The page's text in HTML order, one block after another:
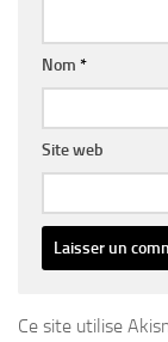
Nom *
Site web
Ce site utilise